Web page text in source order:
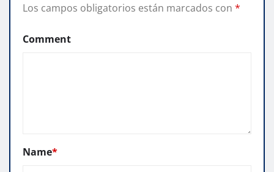
Los campos obligatorios están marcados con *
Comment
Name*